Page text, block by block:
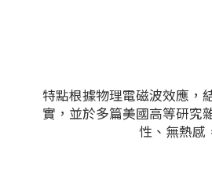
特點根據物理電磁波效應，
實，並於多篇美國高等研究
性、無熱感